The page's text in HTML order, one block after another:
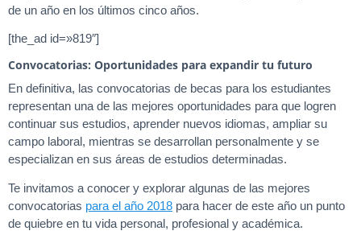
de un año en los últimos cinco años.
[the_ad id=»819″]
Convocatorias: Oportunidades para expandir tu futuro
En definitiva, las convocatorias de becas para los estudiantes
representan una de las mejores oportunidades para que logren
continuar sus estudios, aprender nuevos idiomas, ampliar su
campo laboral, mientras se desarrollan personalmente y se
especializan en sus áreas de estudios determinadas.
Te invitamos a conocer y explorar algunas de las mejores
convocatorias para el año 2018 para hacer de este año un punto
de quiebre en tu vida personal, profesional y académica.